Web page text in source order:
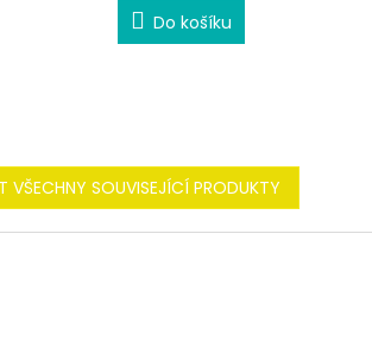
Do košíku
VŠECHNY SOUVISEJÍCÍ PRODUKTY